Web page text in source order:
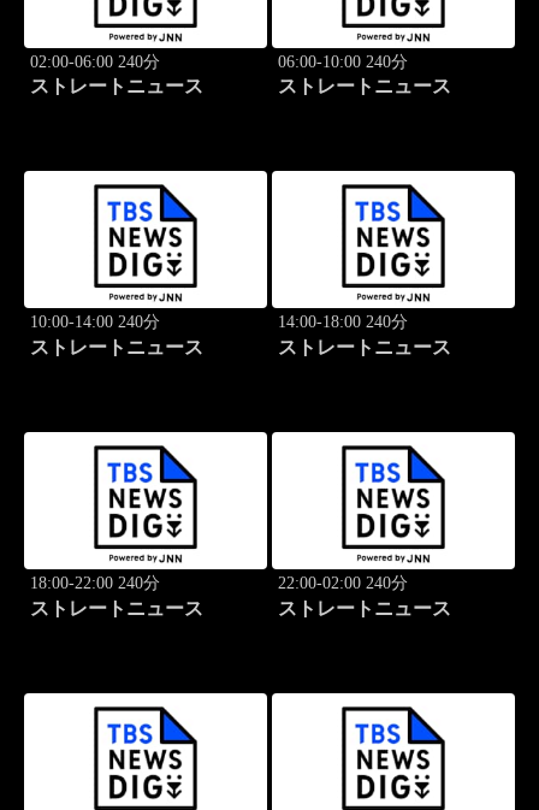
02:00-06:00 240分
ストレートニュース
06:00-10:00 240分
ストレートニュース
10:00-14:00 240分
ストレートニュース
14:00-18:00 240分
ストレートニュース
18:00-22:00 240分
ストレートニュース
22:00-02:00 240分
ストレートニュース